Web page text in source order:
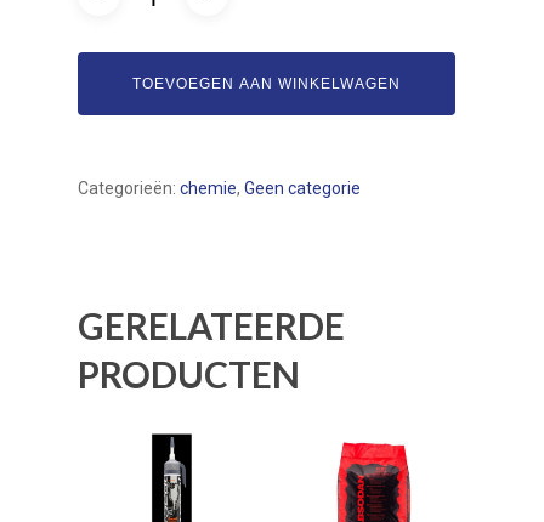
TOEVOEGEN AAN WINKELWAGEN
Categorieën: chemie, Geen categorie
GERELATEERDE
PRODUCTEN
Bogamat
Automaterialen
Over ons